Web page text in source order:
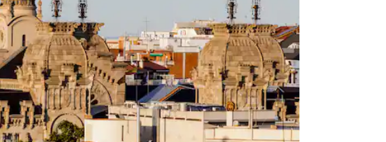
le bas pour les parcourir ou en appuyant et en faisant glisser.